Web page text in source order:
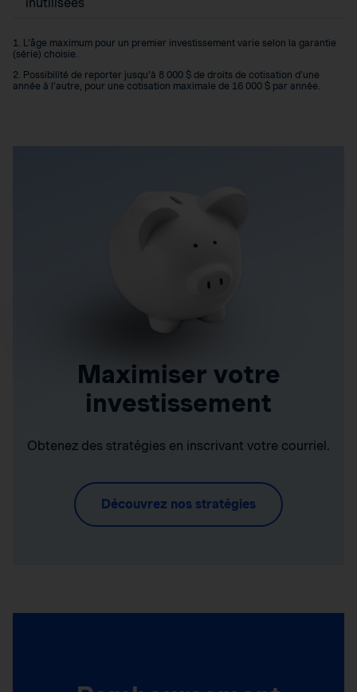
inutilisées
1. L’âge maximum pour un premier investissement varie selon la garantie
(série) choisie.
2. Possibilité de reporter jusqu’à 8 000 $ de droits de cotisation d’une
année à l’autre, pour une cotisation maximale de 16 000 $ par année.
Maximiser votre
investissement
Obtenez des stratégies en inscrivant votre courriel.
Découvrez nos stratégies